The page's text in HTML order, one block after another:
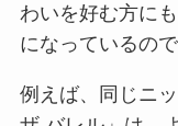
わいを好む方に
になっているので
例えば、同じニ